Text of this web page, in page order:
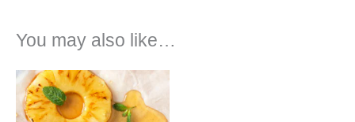
You may also like…
Price
range:
€5,85